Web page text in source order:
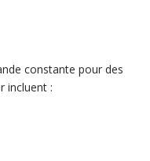
constante pour des
incluent :